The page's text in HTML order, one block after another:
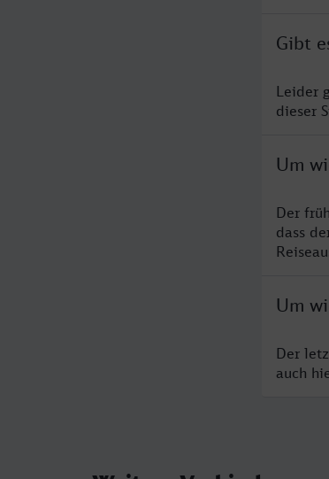
Gibt
Leider
dieser
Um
Der
dass
Um
Der
auch